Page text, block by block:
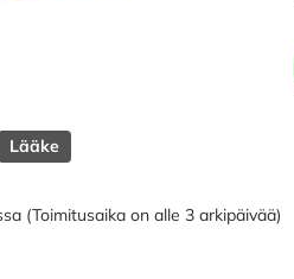
Lääke
(Toimitusaika on alle 3 arkipäivää)